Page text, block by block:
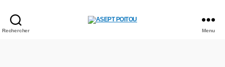
Rechercher Menu